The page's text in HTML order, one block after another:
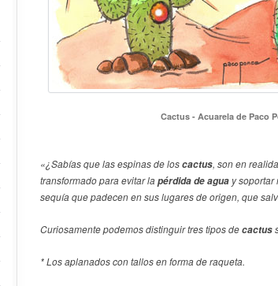
Cactus - Acuarela de Paco
«¿Sabías que las espinas de loscactus, son en
transformado para evitar lapérdida de agua y
sequía que padecen en sus lugares de origen, que
Curiosamente podemos distinguir tres tipos decactus
* Los aplanados con tallos en forma de raqueta.